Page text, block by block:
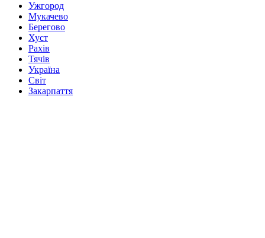
Ужгород
Мукачево
Берегово
Хуст
Рахів
Тячів
Україна
Світ
Закарпаття